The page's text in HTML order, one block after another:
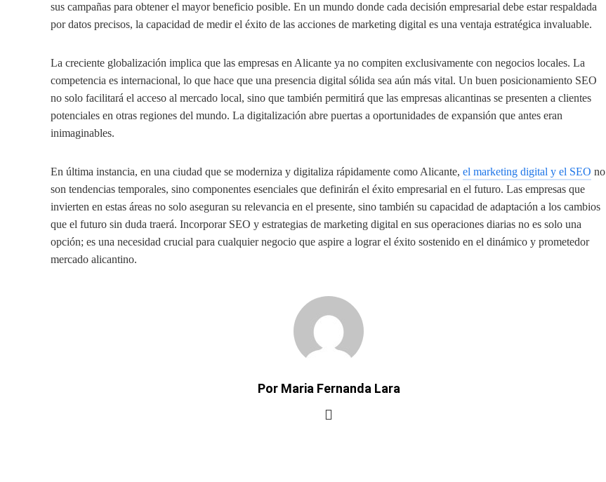
sus campañas para obtener el mayor beneficio posible. En un mundo donde cada decisión empresarial debe estar respaldada
por datos precisos, la capacidad de medir el éxito de las acciones de marketing digital es una ventaja estratégica invaluable.
La creciente globalización implica que las empresas en Alicante ya no compiten exclusivamente con negocios locales. La
competencia es internacional, lo que hace que una presencia digital sólida sea aún más vital. Un buen posicionamiento SEO
no solo facilitará el acceso al mercado local, sino que también permitirá que las empresas alicantinas se presenten a clientes
potenciales en otras regiones del mundo. La digitalización abre puertas a oportunidades de expansión que antes eran
inimaginables.
En última instancia, en una ciudad que se moderniza y digitaliza rápidamente como Alicante, el marketing digital y el SEO no
son tendencias temporales, sino componentes esenciales que definirán el éxito empresarial en el futuro. Las empresas que
invierten en estas áreas no solo aseguran su relevancia en el presente, sino también su capacidad de adaptación a los cambios
que el futuro sin duda traerá. Incorporar SEO y estrategias de marketing digital en sus operaciones diarias no es solo una
opción; es una necesidad crucial para cualquier negocio que aspire a lograr el éxito sostenido en el dinámico y prometedor
mercado alicantino.
Por Maria Fernanda Lara